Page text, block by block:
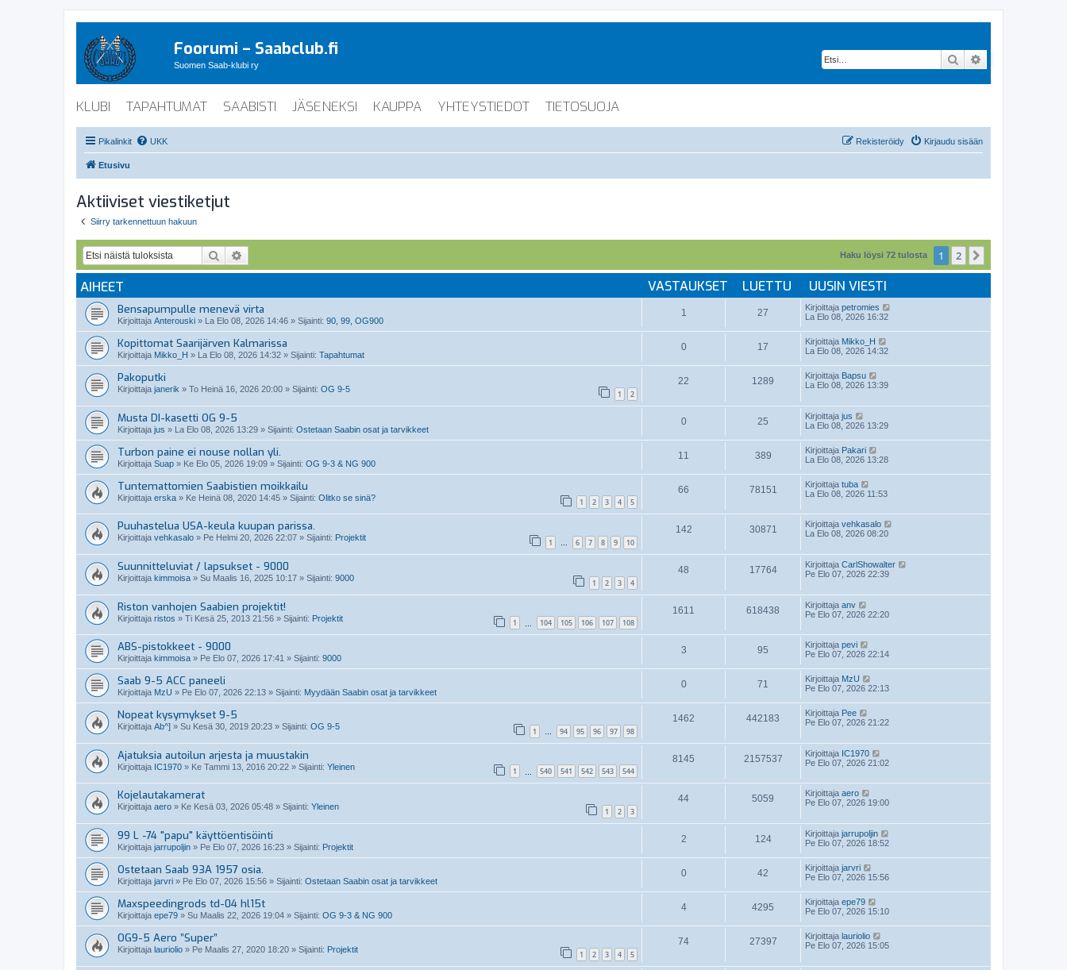
Foorumi – Saabclub.fi
Suomen Saab-klubi ry Etsi
KLUBI TAPAHTUMAT SAABISTI JÄSENEKSI KAUPPA YHTEYSTIEDOT TIETOSUOJA
Pikalinkit UKK Kirjaudu sisään
Rekisteröidy
Etusivu
Aktiiviset viestiketjut
Siirry tarkennettuun hakuun
Etsi Haku löysi 72 tulosta 1 2
AIHEET VASTAUKSET LUETTU UUSIN VIESTI
Bensapumpulle menevä virta
Kirjoittaja Anterouski » La Elo 08, 2026 14:46 » Sijainti: 90, 99, OG900
1 27 Kirjoittaja petromies
La Elo 08, 2026 16:32
Kopittomat Saarijärven Kalmarissa
Kirjoittaja Mikko_H » La Elo 08, 2026 14:32 » Sijainti: Tapahtumat
0 17 Kirjoittaja Mikko_H
La Elo 08, 2026 14:32
Pakoputki
Kirjoittaja janerik » To Heinä 16, 2026 20:00 » Sijainti: OG 9-5 1 2
22 1289 Kirjoittaja Bapsu
La Elo 08, 2026 13:39
Musta DI-kasetti OG 9-5
Kirjoittaja jus » La Elo 08, 2026 13:29 » Sijainti: Ostetaan Saabin osat ja tarvikkeet
0 25 Kirjoittaja jus
La Elo 08, 2026 13:29
Turbon paine ei nouse nollan yli.
Kirjoittaja Suap » Ke Elo 05, 2026 19:09 » Sijainti: OG 9-3 & NG 900
11 389 Kirjoittaja Pakari
La Elo 08, 2026 13:28
Tuntemattomien Saabistien moikkailu
Kirjoittaja erska » Ke Heinä 08, 2020 14:45 » Sijainti: Olitko se sinä? 1 2 3 4 5
66 78151 Kirjoittaja tuba
La Elo 08, 2026 11:53
Puuhastelua USA-keula kuupan parissa.
Kirjoittaja vehkasalo » Pe Helmi 20, 2026 22:07 » Sijainti: Projektit 1 … 6 7 8 9 10
142 30871 Kirjoittaja vehkasalo
La Elo 08, 2026 08:20
Suunnitteluviat / lapsukset - 9000
Kirjoittaja kimmoisa » Su Maalis 16, 2025 10:17 » Sijainti: 9000 1 2 3 4
48 17764 Kirjoittaja CarlShowalter
Pe Elo 07, 2026 22:39
Riston vanhojen Saabien projektit!
Kirjoittaja ristos » Ti Kesä 25, 2013 21:56 » Sijainti: Projektit 1 104 105 106 107 108
1611 618438 Kirjoittaja anv
Pe Elo 07, 2026 22:20
ABS-pistokkeet - 9000
Kirjoittaja kimmoisa » Pe Elo 07, 2026 17:41 » Sijainti: 9000
3 95 Kirjoittaja pevi
Pe Elo 07, 2026 22:14
Saab 9-5 ACC paneeli
Kirjoittaja MzU » Pe Elo 07, 2026 22:13 » Sijainti: Myydään Saabin osat ja tarvikkeet
0 71 Kirjoittaja MzU
Pe Elo 07, 2026 22:13
Nopeat kysymykset 9-5
Kirjoittaja Ab^] » Su Kesä 30, 2019 20:23 » Sijainti: OG 9-5 1 … 94 95 96 97 98
1462 442183 Kirjoittaja Pee
Pe Elo 07, 2026 21:22
Ajatuksia autoilun arjesta ja muustakin
Kirjoittaja IC1970 » Ke Tammi 13, 2016 20:22 » Sijainti: Yleinen 1 540 541 542 543 544
8145 2157537 Kirjoittaja IC1970
Pe Elo 07, 2026 21:02
Kojelautakamerat
Kirjoittaja aero » Ke Kesä 03, 2026 05:48 » Sijainti: Yleinen 1 2 3
44 5059 Kirjoittaja aero
Pe Elo 07, 2026 19:00
99 L -74 "papu" käyttöentisöinti
Kirjoittaja jarrupoljin » Pe Elo 07, 2026 16:23 » Sijainti: Projektit
2 124 Kirjoittaja jarrupoljin
Pe Elo 07, 2026 18:52
Ostetaan Saab 93A 1957 osia.
Kirjoittaja jarvri » Pe Elo 07, 2026 15:56 » Sijainti: Ostetaan Saabin osat ja tarvikkeet
0 42 Kirjoittaja jarvri
Pe Elo 07, 2026 15:56
Maxspeedingrods td-04 hl15t
Kirjoittaja epe79 » Su Maalis 22, 2026 19:04 » Sijainti: OG 9-3 & NG 900
4 4295 Kirjoittaja epe79
Pe Elo 07, 2026 15:10
OG9-5 Aero ”Super”
Kirjoittaja lauriolio » Pe Maalis 27, 2020 18:20 » Sijainti: Projektit 1 2 3 4 5
74 27397 Kirjoittaja lauriolio
Pe Elo 07, 2026 15:05